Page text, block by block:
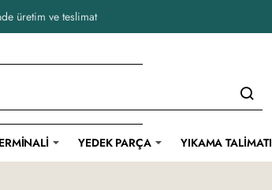
üretim ve teslimat
YEDEK PARÇA YIKAMA TALIMATI